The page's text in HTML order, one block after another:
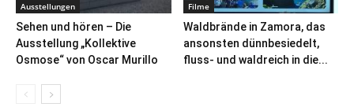
Ausstellungen
Sehen und hören – Die
Ausstellung „Kollektive
Osmose“ von Oscar Murillo
Filme
Waldbrände in Zamora, das
ansonsten dünnbesiedelt,
fluss- und waldreich in die...